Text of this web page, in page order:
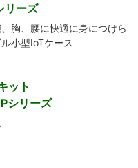
リーズ
胸、腰に快適に身につけら
小型IoTケース
ット
シリーズ